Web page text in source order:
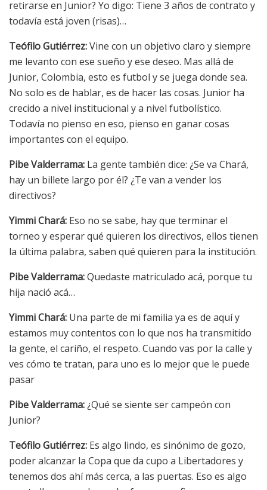
retirarse en Junior? Yo digo: Tiene 3 años de contrato y
todavía está joven (risas)…
Teófilo Gutiérrez:Vine con un objetivo claro y siempre
me levanto con ese sueño y ese deseo. Mas allá de
Junior, Colombia, esto es futbol y se juega donde sea.
No solo es de hablar, es de hacer las cosas. Junior ha
crecido a nivel institucional y a nivel futbolístico.
Todavía no pienso en eso, pienso en ganar cosas
importantes con el equipo.
Pibe Valderrama: La gente también dice: ¿Se va Chará,
hay un billete largo por él? ¿Te van a vender los
directivos?
Yimmi Chará: Eso no se sabe, hay que terminar el
torneo y esperar qué quieren los directivos, ellos tienen
la última palabra, saben qué quieren para la institución.
Pibe Valderrama:Quedaste matriculado acá, porque tu
hija nació acá…
Yimmi Chará: Una parte de mi familia ya es de aquí y
estamos muy contentos con lo que nos ha transmitido
la gente, el cariño, el respeto. Cuando vas por la calle y
ves cómo te tratan, para uno es lo mejor que le puede
pasar
Pibe Valderrama:¿Qué se siente ser campeón con
Junior?
Teófilo Gutiérrez: Es algo lindo, es sinónimo de gozo,
poder alcanzar la Copa que da cupo a Libertadores y
tenemos dos ahí más cerca, a las puertas. Eso es algo